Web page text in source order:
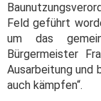
Feld geführt
um das
Bürgermeister
Ausarbeitung und
auch kämpfen“.